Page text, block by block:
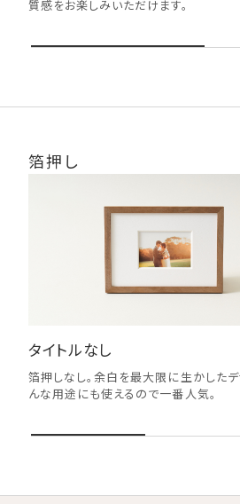
質感をお楽しみいただけます。
箔押し
タイトルなし
箔押しなし。余白を最大限に生かしたデ
んな用途にも使えるので一番人気。